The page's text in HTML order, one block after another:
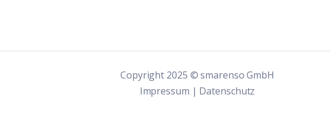
Copyright 2025 © smarenso GmbH
Impressum | Datenschutz